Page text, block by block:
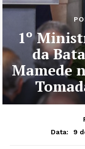
1º
da
Mamede
Data:
9